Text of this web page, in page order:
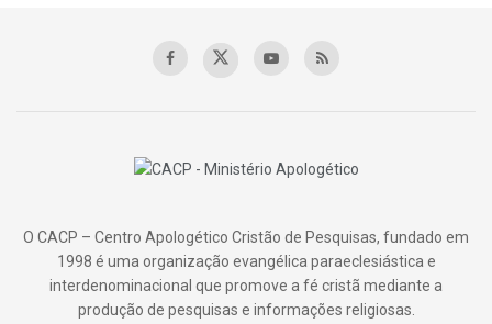
O CACP – Centro Apologético Cristão de Pesquisas, fundado em
1998 é uma organização evangélica paraeclesiástica e
interdenominacional que promove a fé cristã mediante a
produção de pesquisas e informações religiosas.